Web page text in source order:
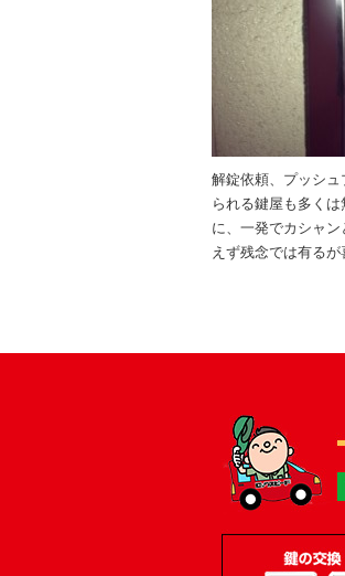
解錠依頼、プッシ
られる鍵屋も多く
に、一発でカシャ
えず残念では有るが